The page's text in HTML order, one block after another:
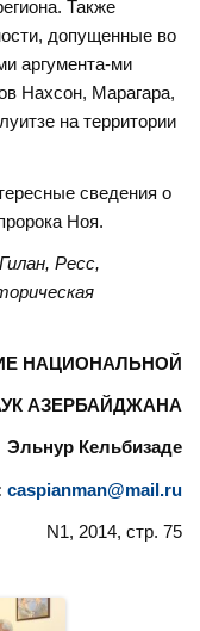
Также
допущенные во
аргумента-ми
Нахсон, Марагара,
на территории
сведения о
Ноя.
Ресс,
НАЦИОНАЛЬНОЙ
АЗЕРБАЙДЖАНА
Эльнур Кельбизаде
caspianman@mail.ru
N1, 2014, стр. 75